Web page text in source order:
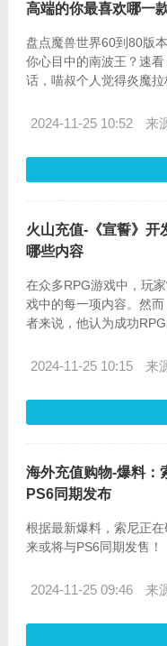
高端的你最喜欢哪一
盘点魔兽世界60到80版
你心目中的南波王？速
话，喵叔个人觉得炎魔
传唱度都根本是天壤之
2024-11-25 10:52 来
火山充值-《宣誓》开
哪些内容
在众多RPG游戏中，玩
戏中的每一项内容。然
者来说，他认为成功
2024-11-25 10:15 来
海外充值购物-爆料：
PS6同期发布
根据最新爆料，索尼正
来或将与PS6同期发售！
2024-11-25 09:46 来